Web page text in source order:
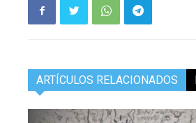
ARTÍCULOS RELACIONADOS